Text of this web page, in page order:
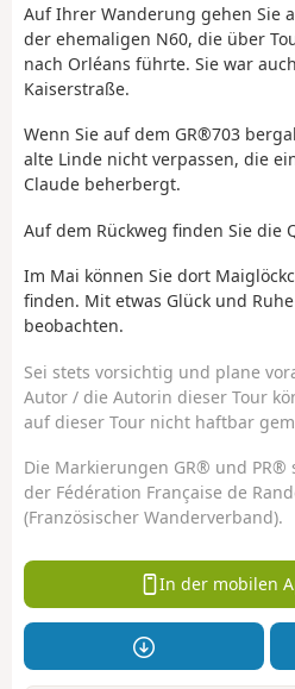
Auf Ihrer Wanderung gehen Sie
der ehemaligen N60, die über
nach Orléans führte. Sie war
Kaiserstraße.
Wenn Sie auf dem GR®703
alte Linde nicht verpassen, die
Claude beherbergt.
Auf dem Rückweg finden Sie die
Im Mai können Sie dort
finden. Mit etwas Glück und
beobachten.
Sei stets vorsichtig und plane
Autor / die Autorin dieser Tour
auf dieser Tour nicht haftbar
Die Markierungen GR® und
der Fédération Française de
(Französischer Wanderverband).
In der mobilen